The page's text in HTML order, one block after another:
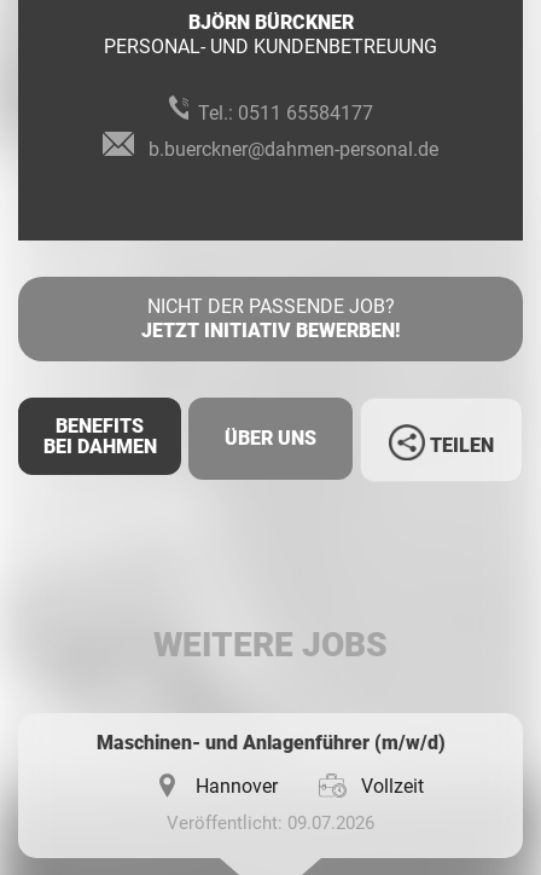
BJÖRN BÜRCKNER
PERSONAL- UND KUNDENBETREUUNG
Tel.: 0511 65584177
b.buerckner@dahmen-personal.de
NICHT DER PASSENDE JOB?
JETZT INITIATIV BEWERBEN!
BENEFITS
BEI DAHMEN
ÜBER UNS TEILEN
WEITERE JOBS
Maschinen- und Anlagenführer (m/w/d)
Hannover
Vollzeit
Veröffentlicht: 09.07.2026